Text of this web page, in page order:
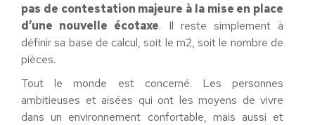
pas de contestation majeure à la mise en place
d’une nouvelle écotaxe. Il reste simplement à
définir sa base de calcul, soit le m2, soit le nombre de
pièces.
Tout le monde est concerné. Les personnes
ambitieuses et aisées qui ont les moyens de vivre
dans un environnement confortable, mais aussi et